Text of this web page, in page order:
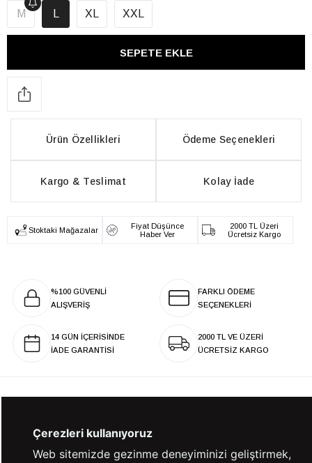
M XL XXL
Ürün Özellikleri Ödeme Seçenekleri
Kargo & Teslimat Kolay İade
Stoktaki Mağazalar
Fiyat Düşünce
Haber Ver
2000 TL Üzeri
Ücretsiz Kargo
%100 GÜVENLİ
ALIŞVERİŞ
FARKLI ÖDEME
SEÇENEKLERİ
14 GÜN İÇERİSİNDE
İADE GARANTİSİ
2000 TL VE ÜZERİ
ÜCRETSİZ KARGO
Çerezleri kullanıyoruz
Web sitemizde gezinme deneyiminizi geliştirmek,